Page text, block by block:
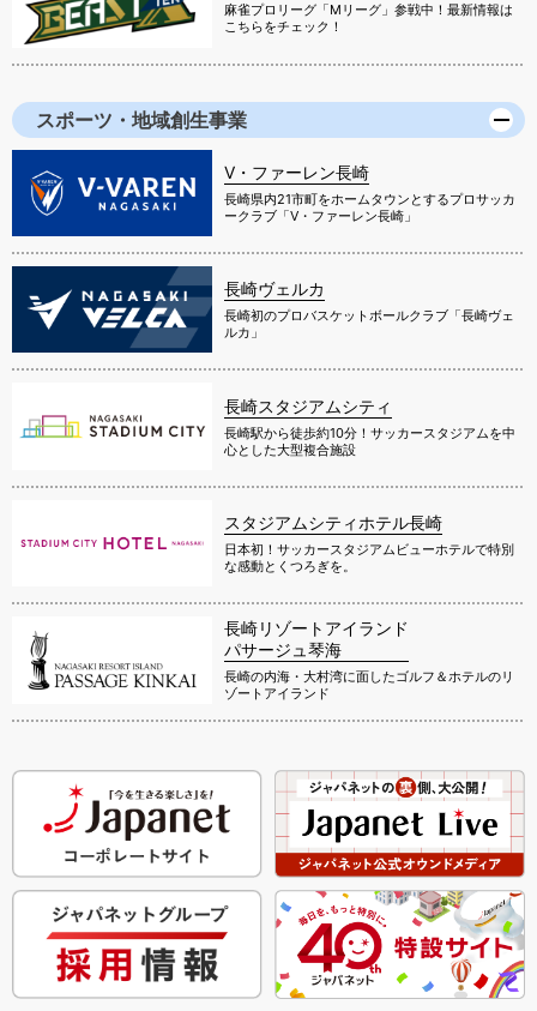
麻雀プロリーグ「Mリーグ」参戦中！最新情報は
こちらをチェック！
スポーツ・地域創生事業
V・ファーレン長崎
長崎県内21市町をホームタウンとするプロサッカ
ークラブ「V・ファーレン長崎」
長崎ヴェルカ
長崎初のプロバスケットボールクラブ「長崎ヴェ
ルカ」
長崎スタジアムシティ
長崎駅から徒歩約10分！サッカースタジアムを中
心とした大型複合施設
スタジアムシティホテル長崎
日本初！サッカースタジアムビューホテルで特別
な感動とくつろぎを。
長崎リゾートアイランド
パサージュ琴海
長崎の内海・大村湾に面したゴルフ＆ホテルのリ
ゾートアイランド